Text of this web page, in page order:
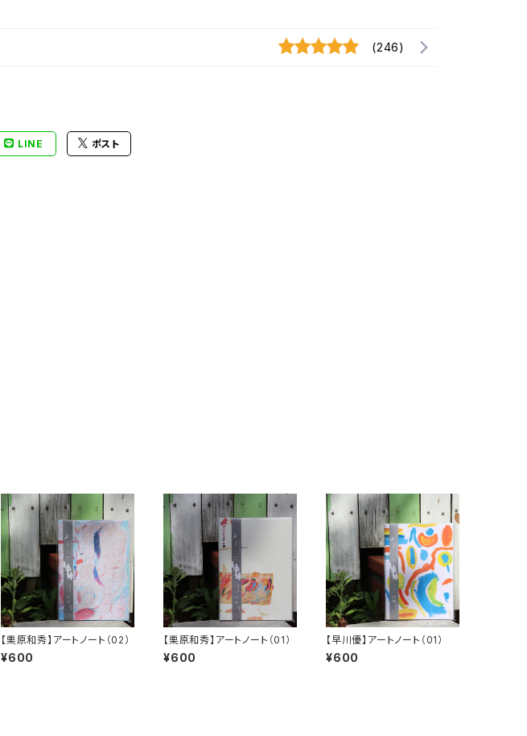
(246)
LINE ポスト
【栗原和秀】アートノート（02）
¥600
【栗原和秀】アートノート（01）
¥600
【早川優】アートノート（01）
¥600